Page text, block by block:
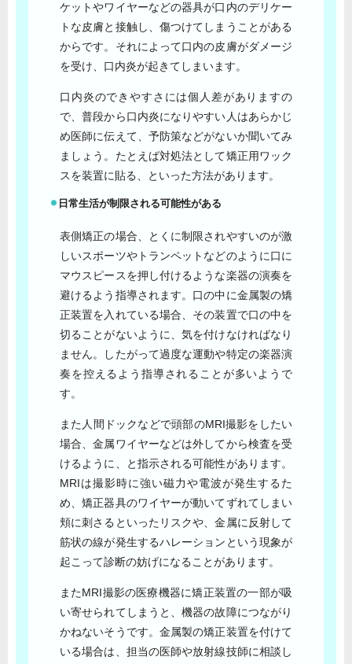
ケットやワイヤーなどの器具が口内のデリケー
トな皮膚と接触し、傷つけてしまうことがある
からです。それによって口内の皮膚がダメージ
を受け、口内炎が起きてしまいます。
口内炎のできやすさには個人差がありますの
で、普段から口内炎になりやすい人はあらかじ
め医師に伝えて、予防策などがないか聞いてみ
ましょう。たとえば対処法として矯正用ワック
スを装置に貼る、といった方法があります。
日常生活が制限される可能性がある
表側矯正の場合、とくに制限されやすいのが激
しいスポーツやトランペットなどのように口に
マウスピースを押し付けるような楽器の演奏を
避けるよう指導されます。口の中に金属製の矯
正装置を入れている場合、その装置で口の中を
切ることがないように、気を付けなければなり
ません。したがって過度な運動や特定の楽器演
奏を控えるよう指導されることが多いようで
す。
また人間ドックなどで頭部のMRI撮影をしたい
場合、金属ワイヤーなどは外してから検査を受
けるように、と指示される可能性があります。
MRIは撮影時に強い磁力や電波が発生するた
め、矯正器具のワイヤーが動いてずれてしまい
頬に刺さるといったリスクや、金属に反射して
筋状の線が発生するハレーションという現象が
起こって診断の妨げになることがあります。
またMRI撮影の医療機器に矯正装置の一部が吸
い寄せられてしまうと、機器の故障につながり
かねないそうです。金属製の矯正装置を付けて
いる場合は、担当の医師や放射線技師に相談し